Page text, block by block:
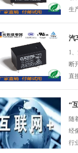
生
汽
1
断
直
“
随
经
行